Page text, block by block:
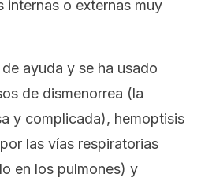
internas o externas muy
ayuda y se ha usado
de dismenorrea (la
y complicada), hemoptisis
las vías respiratorias
en los pulmones) y